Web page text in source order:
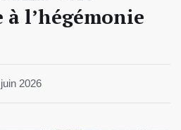
à l’hégémonie
2026